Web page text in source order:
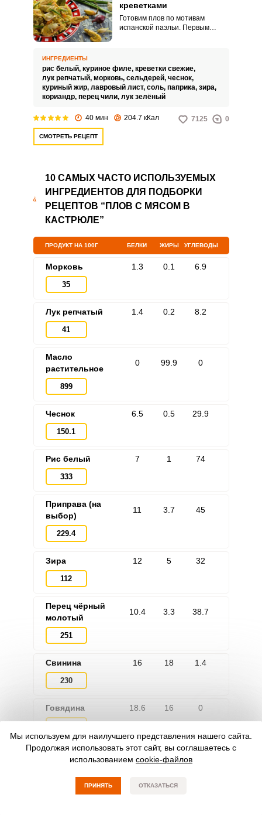
креветками
Готовим плов по мотивам
испанской паэльи. Первым
ингредиентам.
ИНГРЕДИЕНТЫ
рис белый, куриное филе, креветки свежие,
лук репчатый, морковь, сельдерей, чеснок,
куриный жир, лавровый лист, соль, паприка, зира,
кориандр, перец чили, лук зелёный
40 мин 204.7 кКал 7125 0
СМОТРЕТЬ РЕЦЕПТ
10 САМЫХ ЧАСТО ИСПОЛЬЗУЕМЫХ
ИНГРЕДИЕНТОВ ДЛЯ ПОДБОРКИ
РЕЦЕПТОВ “ПЛОВ С МЯСОМ В
КАСТРЮЛЕ”
ПРОДУКТ НА 100Г БЕЛКИ ЖИРЫ УГЛЕВОДЫ
Морковь
35
1.3 0.1 6.9
Лук репчатый
41
1.4 0.2 8.2
Масло
растительное
899
0 99.9 0
Чеснок
150.1
6.5 0.5 29.9
Рис белый
333
7 1 74
Приправа (на
выбор)
229.4
11 3.7 45
Зира
112
12 5 32
Перец чёрный
молотый
251
10.4 3.3 38.7
Свинина
230
16 18 1.4
Говядина 18.6 16 0
Быстрый фильтр
Плов в кастрюле
Мы используем для наилучшего представления нашего сайта.
Продолжая использовать этот сайт, вы соглашаетесь с
использованием cookie-файлов
ПРИНЯТЬ ОТКАЗАТЬСЯ